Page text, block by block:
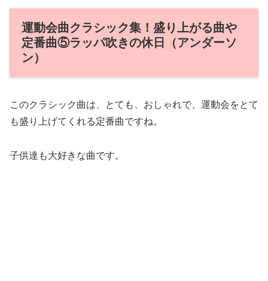
運動会曲クラシック集！盛り上がる曲や
定番曲⑤ラッパ吹きの休日（アンダーソ
ン）
このクラシック曲は、とても、おしゃれで、運動会をとて
も盛り上げてくれる定番曲ですね。
子供達も大好きな曲です。